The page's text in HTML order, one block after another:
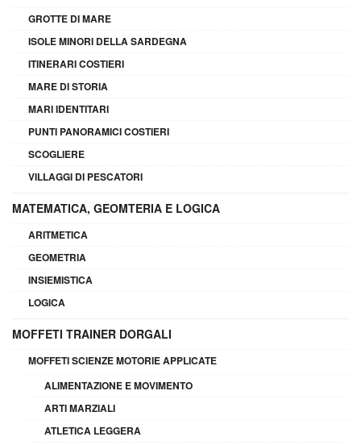
GROTTE DI MARE
ISOLE MINORI DELLA SARDEGNA
ITINERARI COSTIERI
MARE DI STORIA
MARI IDENTITARI
PUNTI PANORAMICI COSTIERI
SCOGLIERE
VILLAGGI DI PESCATORI
MATEMATICA, GEOMTERIA E LOGICA
ARITMETICA
GEOMETRIA
INSIEMISTICA
LOGICA
MOFFETI TRAINER DORGALI
MOFFETI SCIENZE MOTORIE APPLICATE
ALIMENTAZIONE E MOVIMENTO
ARTI MARZIALI
ATLETICA LEGGERA